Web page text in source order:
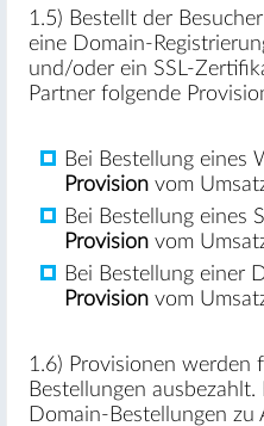
1.5) Bestellt der
eine Domain-
und/oder ein SSL-
Partner folgende
Bei Bestellung eines
Provisionvom
Bei Bestellung eines
Provisionvom
Bei Bestellung einer
Provisionvom
1.6) Provisionen werden
Bestellungen
Domain-Bestellungen zu